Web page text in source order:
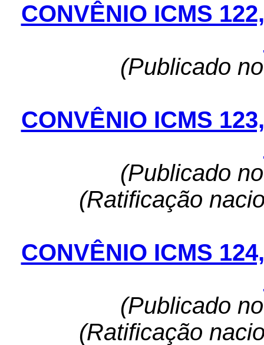
CONVÊNIO ICMS
(Publicado
CONVÊNIO ICMS
(Publicado
(Ratificação
CONVÊNIO ICMS
(Publicado
(Ratificação